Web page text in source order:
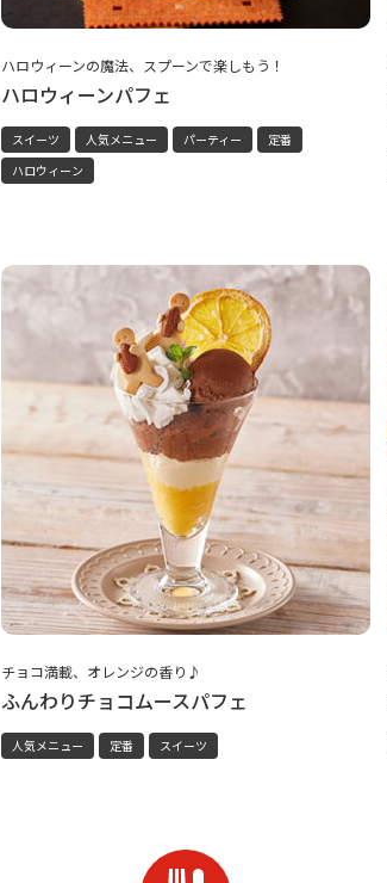
ハロウィーンの魔法、スプーンで楽しもう！
ハロウィーンパフェ
スイーツ 人気メニュー パーティー
定番
ハロウィーン
チョコ満載、オレンジの香り♪
ふんわりチョコムースパフェ
人気メニュー 定番 スイーツ